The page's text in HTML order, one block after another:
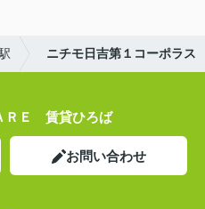
ニチモ日吉第１コーポラス
ＲＥ 賃貸ひろば
お問い合わせ